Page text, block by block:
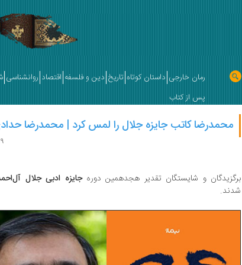
رمان خارجی داستان کوتاه تاریخ دین و فلسفه اقتصاد روانشناسی
پس از کتاب
محمدرضا کاتب جایزه جلال را لمس کرد | محمدرضا
19
برگزیدگان و شایستگان تقدیر هجدهمین دورهجایزه ادبی جلال
شدند.